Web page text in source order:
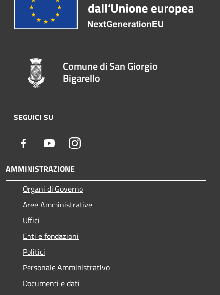
Comune di San Giorgio
Bigarello
SEGUICI SU
Facebook YoutubeInstagram
AMMINISTRAZIONE
Organi di Governo
Aree Amministrative
Uffici
Enti e fondazioni
Politici
Personale Amministrativo
Documenti e dati